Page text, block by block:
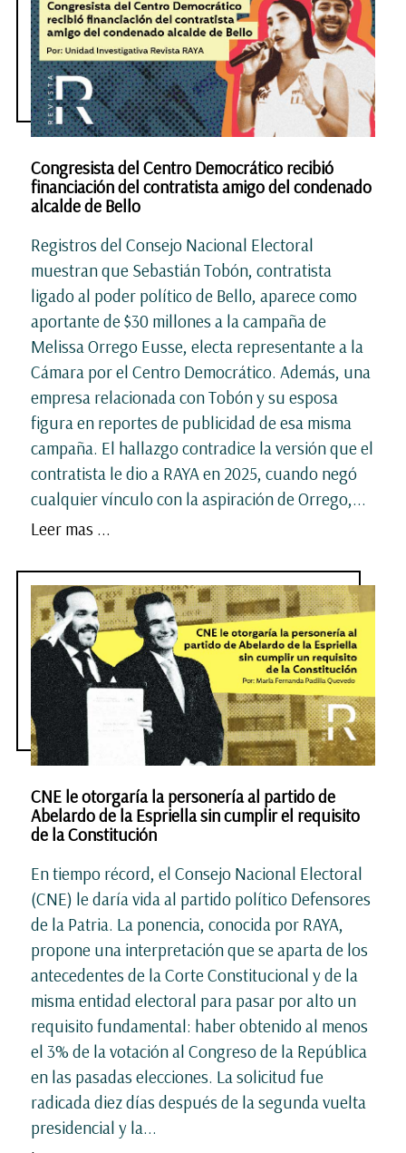
Congresista del Centro Democrático recibió
financiación del contratista amigo del condenado
alcalde de Bello
Registros del Consejo Nacional Electoral
muestran que Sebastián Tobón, contratista
ligado al poder político de Bello, aparece como
aportante de $30 millones a la campaña de
Melissa Orrego Eusse, electa representante a la
Cámara por el Centro Democrático. Además, una
empresa relacionada con Tobón y su esposa
figura en reportes de publicidad de esa misma
campaña. El hallazgo contradice la versión que el
contratista le dio a RAYA en 2025, cuando negó
cualquier vínculo con la aspiración de Orrego,...
Leer mas ...
CNE le otorgaría la personería al partido de
Abelardo de la Espriella sin cumplir el requisito
de la Constitución
En tiempo récord, el Consejo Nacional Electoral
(CNE) le daría vida al partido político Defensores
de la Patria. La ponencia, conocida por RAYA,
propone una interpretación que se aparta de los
antecedentes de la Corte Constitucional y de la
misma entidad electoral para pasar por alto un
requisito fundamental: haber obtenido al menos
el 3% de la votación al Congreso de la República
en las pasadas elecciones. La solicitud fue
radicada diez días después de la segunda vuelta
presidencial y la...